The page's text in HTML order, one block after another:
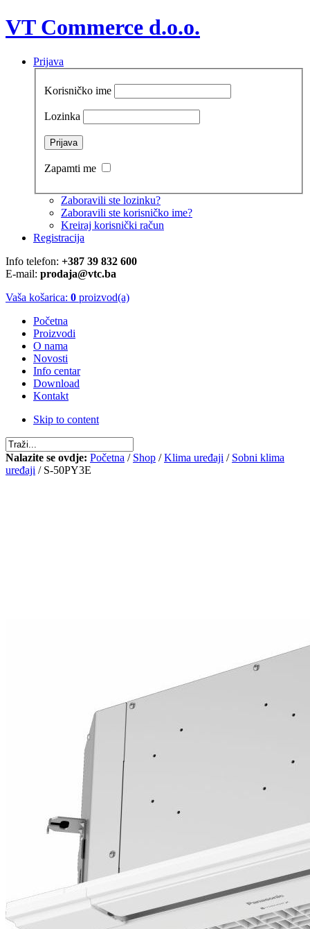
VT Commerce d.o.o.
Prijava
Korisničko ime
Lozinka
Zapamti me
Zaboravili ste lozinku?
Zaboravili ste korisničko ime?
Kreiraj korisnički račun
Registracija
Info telefon: +387 39 832 600
E-mail: prodaja@vtc.ba
Vaša košarica: 0 proizvod(a)
Početna
Proizvodi
O nama
Novosti
Info centar
Download
Kontakt
Skip to content
Nalazite se ovdje: Početna / Shop /Klima uređaji / Sobni klima
uređaji / S-50PY3E